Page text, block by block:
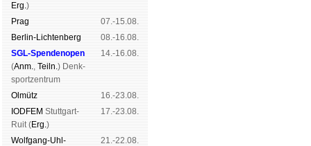
Erg.)
Prag
07.-15.08.
Berlin-Lich­ten­berg
08.-16.08.
SGL-Spenden­open
(Anm., Teiln.) Denk­
sport­zen­trum
14.-16.08.
Ol­mütz
16.-23.08.
IODFEM Stutt­gart-
Ruit (Erg.)
17.-23.08.
Wolf­gang-Uhl­ 21.-22.08.